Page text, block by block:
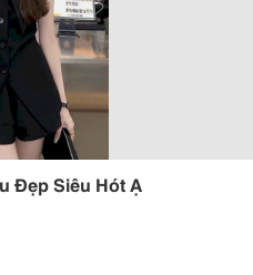
Đẹp Siêu Hót Ạ